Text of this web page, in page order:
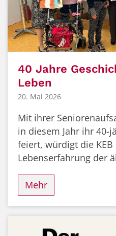
40 Jahre
Leben
20. Mai 2026
Mit ihrer
in diesem Jahr ihr 40-
feiert, würdigt die
Lebenserfahrung der
Mehr